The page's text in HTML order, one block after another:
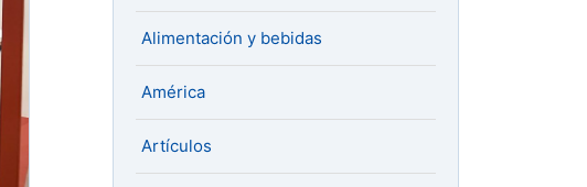
Alimentación y bebidas
América
Artículos